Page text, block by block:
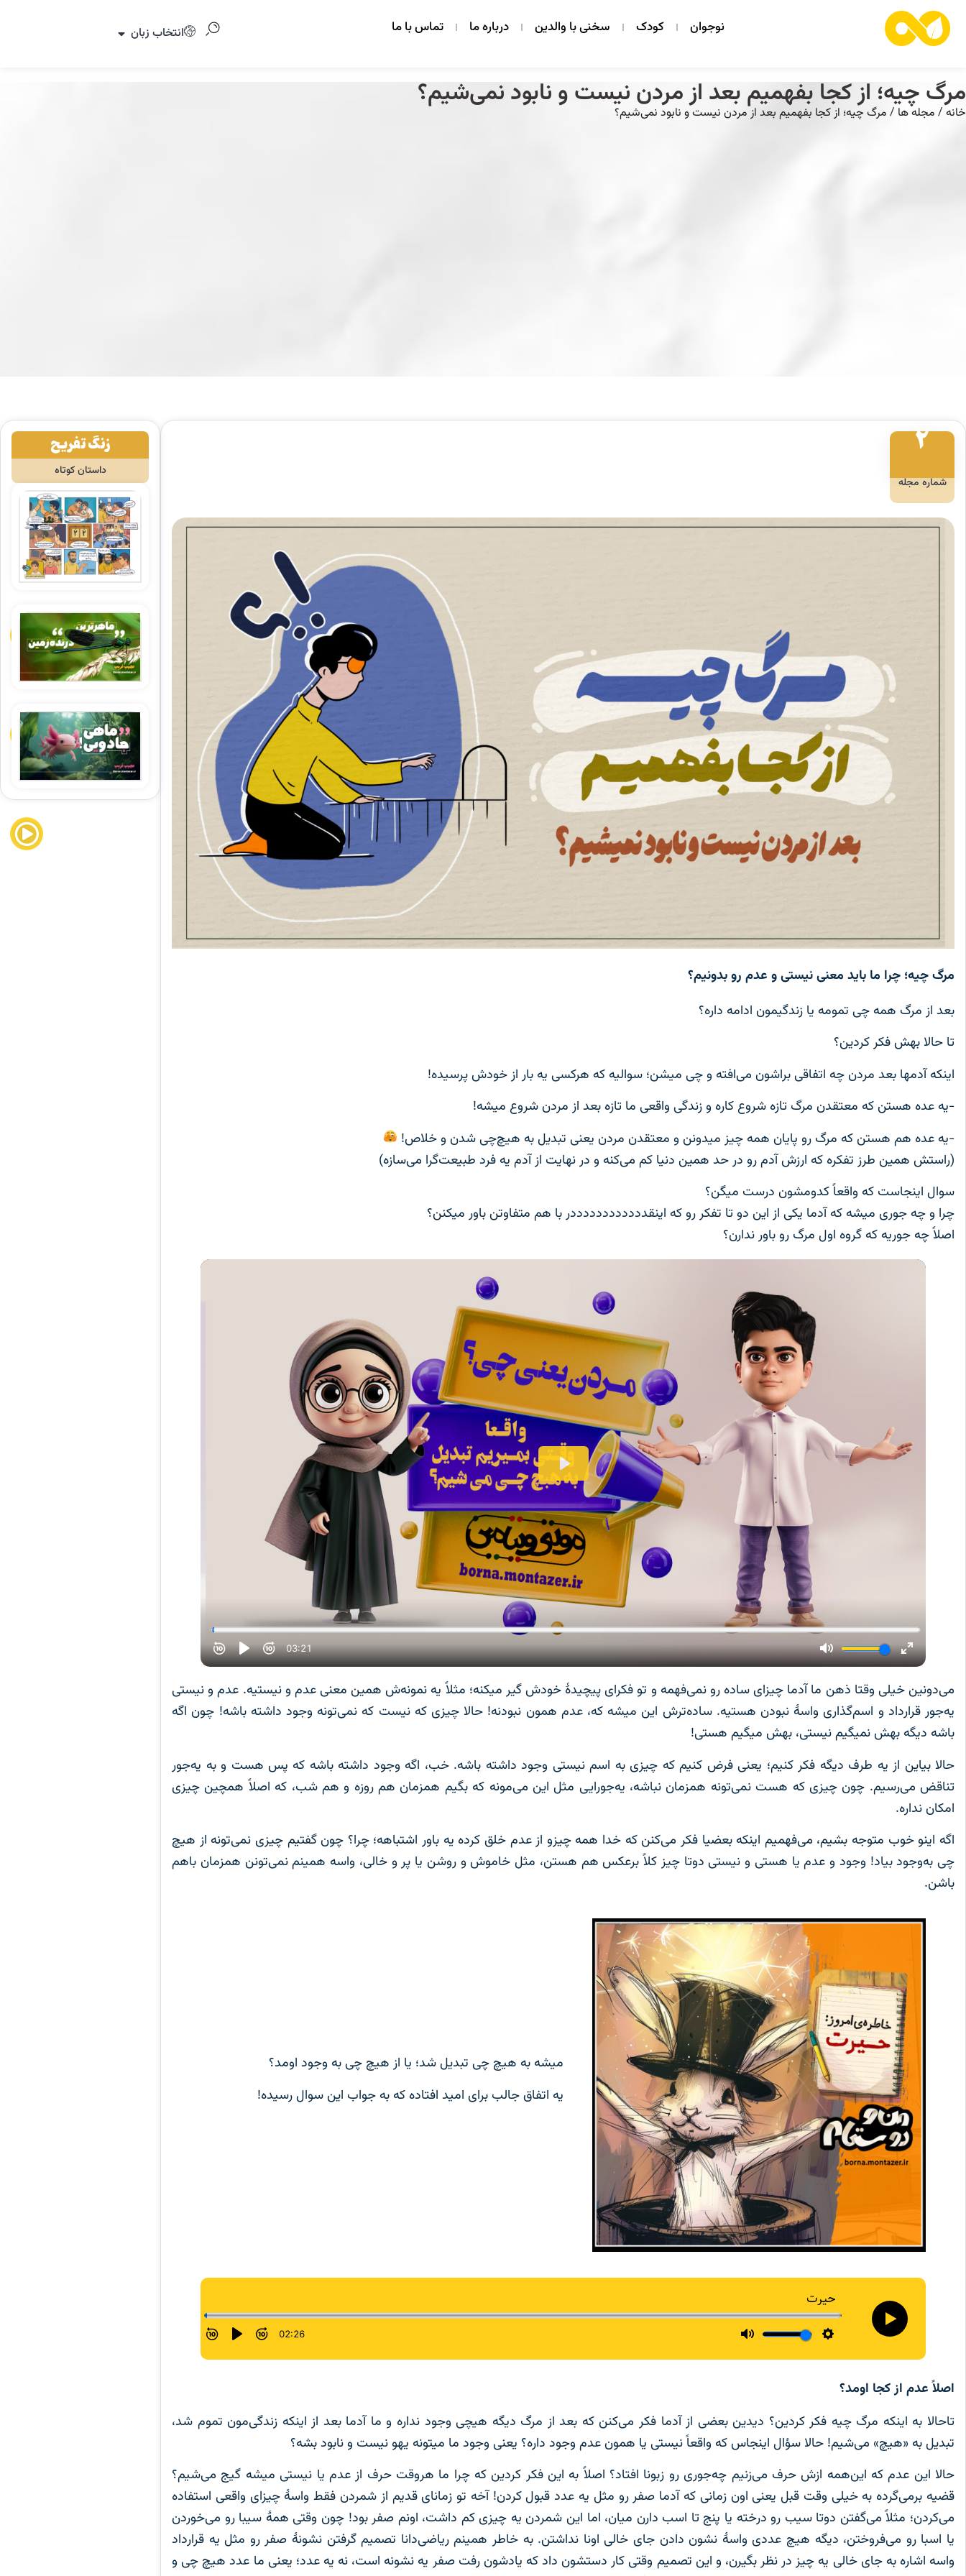
نوجوان کودک سخنی با والدین درباره ما تماس با ما انتخاب زبان
مرگ چیه؛ از کجا بفهمیم بعد از مردن نیست و نابود نمی‌شیم؟
خانه / مجله ها / مرگ چیه؛ از کجا بفهمیم بعد از مردن نیست و نابود نمی‌شیم؟
2
شماره مجله
مرگ چیه؛ چرا ما باید معنی نیستی و عدم رو بدونیم؟
بعد از مرگ همه چی تمومه یا زندگیمون ادامه داره؟
تا حالا بهش فکر کردین؟
اینکه آدمها بعد مردن چه اتفاقی براشون می‌افته و چی میشن؛ سوالیه که هرکسی یه بار از خودش پرسیده!
-یه عده هستن که معتقدن مرگ تازه شروع کاره و زندگی واقعی ما تازه بعد از مردن شروع میشه!
-یه عده هم هستن که مرگ رو پایان همه چیز میدونن و معتقدن مردن یعنی تبدیل به هیچ‌چی شدن و خلاص!
(راستش همین طرز تفکره که ارزش آدم رو در حد همین دنیا کم می‌کنه و در نهایت از آدم یه فرد طبیعت‌گرا می‌سازه)
سوال اینجاست که واقعاً کدومشون درست میگن؟
چرا و چه جوری میشه که آدما یکی از این دو تا تفکر رو که اینقددددددددددددر با هم متفاوتن باور میکنن؟
اصلاً چه جوریه که گروه اول مرگ رو باور ندارن؟
می‌دونین خیلی وقتا ذهن ما آدما چیزای ساده رو نمی‌فهمه و تو فکرای پیچیدۀ خودش گیر میکنه؛ مثلاً یه نمونه‌ش همین معنی عدم و نیستیه. عدم و نیستی
یه‌جور قرارداد و اسم‌گذاری واسۀ نبودن هستیه. ساده‌ترش این میشه که، عدم همون نبودنه! حالا چیزی که نیست که نمی‌تونه وجود داشته باشه! چون اگه
باشه دیگه بهش نمیگیم نیستی، بهش میگیم هستی!
حالا بیاین از یه طرف دیگه فکر کنیم؛ یعنی فرض کنیم که چیزی به اسم نیستی وجود داشته باشه. خب، اگه وجود داشته باشه که پس هست و به یه‌جور
تناقض می‌رسیم. چون چیزی که هست نمی‌تونه همزمان نباشه، یه‌جورایی مثل این می‌مونه که بگیم همزمان هم روزه و هم شب، که اصلاً همچین چیزی
امکان نداره.
اگه اینو خوب متوجه بشیم، می‌فهمیم اینکه بعضیا فکر می‌کنن که خدا همه چیزو از عدم خلق کرده یه باور اشتباهه؛ چرا؟ چون گفتیم چیزی نمی‌تونه از هیچ
چی به‌وجود بیاد! وجود و عدم یا هستی و نیستی دوتا چیز کلاً برعکس هم هستن، مثل خاموش و روشن یا پر و خالی، واسه همینم نمی‌تونن همزمان باهم
باشن.
میشه به هیچ چی تبدیل شد؛ یا از هیچ چی به وجود اومد؟
یه اتفاق جالب برای امید افتاده که به جواب این سوال رسیده!
اصلاً عدم از کجا اومد؟
تاحالا به اینکه مرگ چیه فکر کردین؟ دیدین بعضی از آدما فکر می‌کنن که بعد از مرگ دیگه هیچی وجود نداره و ما آدما بعد از اینکه زندگی‌مون تموم شد،
تبدیل به «هیچ» می‌شیم! حالا سؤال اینجاس که واقعاً نیستی یا همون عدم وجود داره؟ یعنی وجود ما میتونه یهو نیست و نابود بشه؟
حالا این عدم که این‌همه ازش حرف می‌زنیم چه‌جوری رو زبونا افتاد؟ اصلاً به این فکر کردین که چرا ما هروقت حرف از عدم یا نیستی میشه گیج می‌شیم؟
قضیه برمی‌گرده به خیلی وقت قبل یعنی اون زمانی که آدما صفر رو مثل یه عدد قبول کردن! آخه تو زمانای قدیم از شمردن فقط واسۀ چیزای واقعی استفاده
می‌کردن؛ مثلاً می‌گفتن دوتا سیب رو درخته یا پنج تا اسب دارن میان، اما این شمردن یه چیزی کم داشت، اونم صفر بود! چون وقتی همۀ سیبا رو می‌خوردن
یا اسبا رو می‌فروختن، دیگه هیچ عددی واسۀ نشون دادن جای خالی اونا نداشتن. به خاطر همینم ریاضی‌دانا تصمیم گرفتن نشونۀ صفر رو مثل یه قرارداد
واسه اشاره به جای خالی یه چیز در نظر بگیرن، و این تصمیم وقتی کار دستشون داد که یادشون رفت صفر یه نشونه است، نه یه عدد؛ یعنی ما عدد هیچ چی و
زنگ تفریح
داستان کوتاه